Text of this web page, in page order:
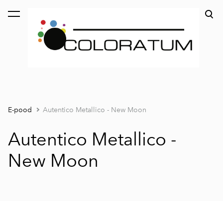
lisati ostukorvi.
E-pood Autentico Metallico - New Moon
Autentico Metallico -
New Moon